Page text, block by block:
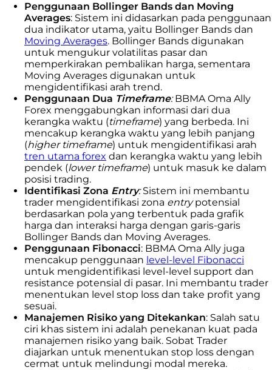
Penggunaan Bollinger Bands dan Moving
Averages: Sistem ini didasarkan pada penggunaan
dua indikator utama, yaitu Bollinger Bands dan
Moving Averages. Bollinger Bands digunakan
untuk mengukur volatilitas pasar dan
memperkirakan pembalikan harga, sementara
Moving Averages digunakan untuk
mengidentifikasi arah trend.
Penggunaan Dua Timeframe:BBMA Oma Ally
Forex menggabungkan informasi dari dua
kerangka waktu (timeframe) yang berbeda. Ini
mencakup kerangka waktu yang lebih panjang
(higher timeframe) untuk mengidentifikasi arah
tren utama forex dan kerangka waktu yang lebih
pendek (lower timeframe) untuk masuk ke dalam
posisi trading.
Identifikasi Zona Entry:Sistem ini membantu
trader mengidentifikasi zona entrypotensial
berdasarkan pola yang terbentuk pada grafik
harga dan interaksi harga dengan garis-garis
Bollinger Bands dan Moving Averages.
Penggunaan Fibonacci: BBMA Oma Ally juga
mencakup penggunaan level-level Fibonacci
untuk mengidentifikasi level-level support dan
resistance potensial di pasar. Ini membantu trader
menentukan level stop loss dan take profit yang
sesuai.
Manajemen Risiko yang Ditekankan: Salah satu
ciri khas sistem ini adalah penekanan kuat pada
manajemen risiko yang baik. Sobat Trader
diajarkan untuk menentukan stop loss dengan
cermat untuk melindungi modal mereka.